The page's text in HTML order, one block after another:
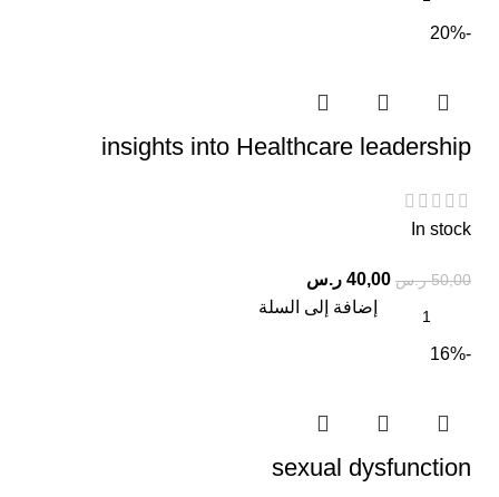
-20%
insights into Healthcare leadership
In stock
50,00 ر.س 40,00 ر.س
إضافة إلى السلة
-16%
sexual dysfunction